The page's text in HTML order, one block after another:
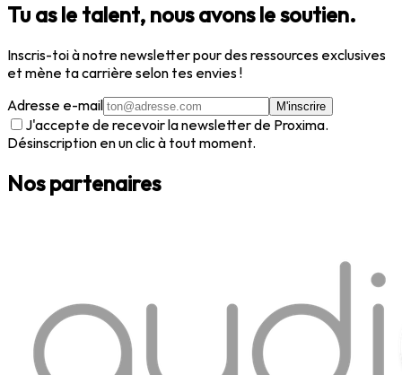
Tu as le talent, nous avons le soutien.
Inscris-toi à notre newsletter pour des ressources exclusives
et mène ta carrière selon tes envies !
Adresse e-mail
M'inscrire
J'accepte de recevoir la newsletter de Proxima.
Désinscription en un clic à tout moment.
Nos partenaires